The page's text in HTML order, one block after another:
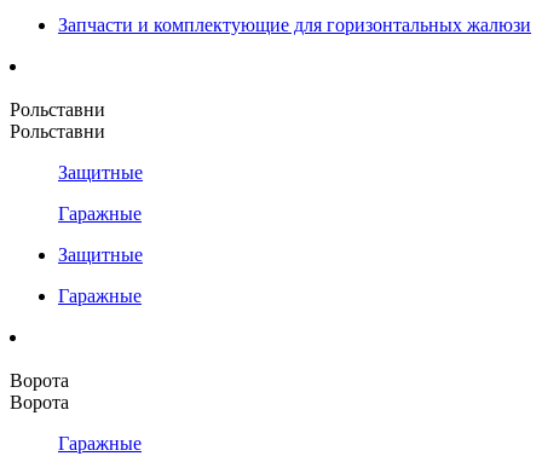
Запчасти и комплектующие для горизонтальных жалюзи
Рольставни
Рольставни
Защитные
Гаражные
Защитные
Гаражные
Ворота
Ворота
Гаражные